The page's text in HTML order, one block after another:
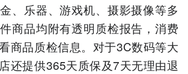
、乐器、游戏机、摄影摄像等多
商品均附有透明质检报告，消费
商品质检信息。对于3C数码等大
还提供365天质保及7天无理由退